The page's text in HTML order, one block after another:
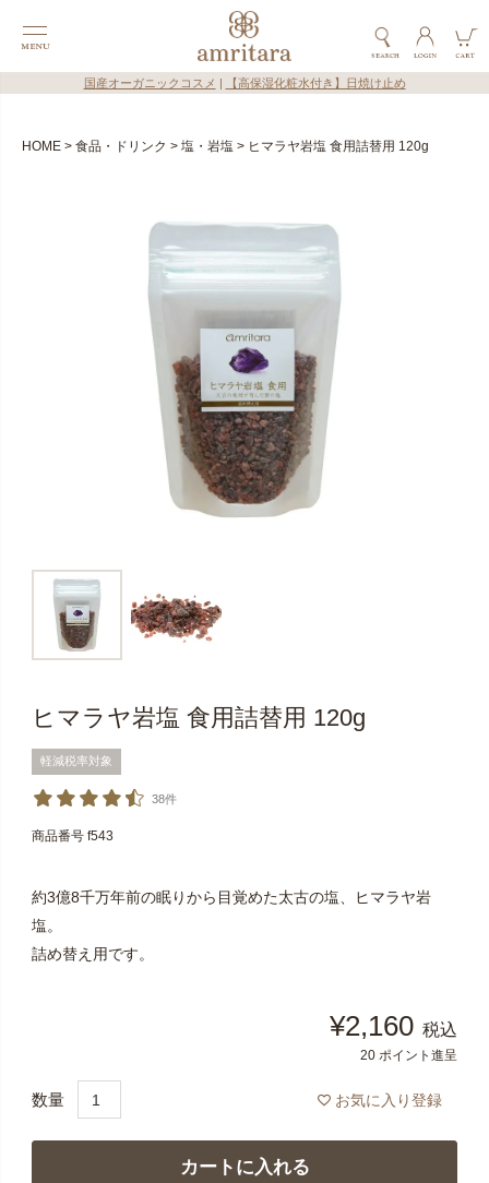
国産オーガニックコスメ 【高保湿化粧水付き】日焼け止め
HOME 食品・ドリンク 塩・岩塩 ヒマラヤ岩塩 食用詰替用 120g
ヒマラヤ岩塩 食用詰替用 120g
軽減税率対象
38件
商品番号 f543
約3億8千万年前の眠りから目覚めた太古の塩、ヒマラヤ岩
塩。
詰め替え用です。
¥2,160 税込
20 ポイント進呈
お気に入り登録
カートに入れる